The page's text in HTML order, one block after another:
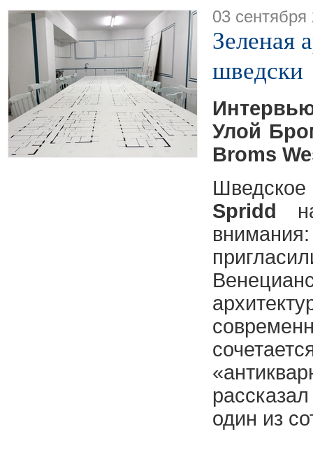
03 сентября
Зеленая
шведски
Улой
Broms
Spridd
один из